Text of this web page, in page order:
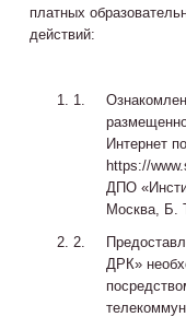
платных
действий:
Интернет
https://
ДПО
Москва, Б.
ДРК»